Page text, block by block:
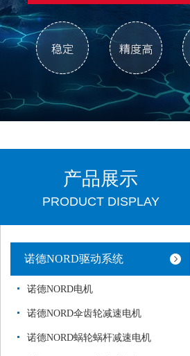
产品展示
PRODUCT DISPLAY
诺德NORD驱动系统
诺德NORD电机
诺德NORD伞齿轮减速电机
诺德NORD蜗轮蜗杆减速电机